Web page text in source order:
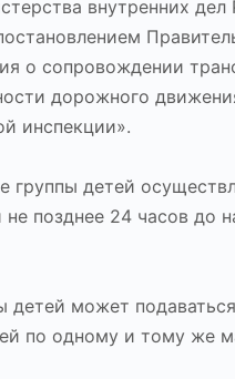
внутренних
о сопровождении
дорожного
инспекции».
группы детей
позднее 24 часов до
детей может
по одному и тому же